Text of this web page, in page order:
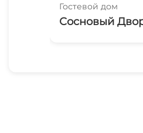
Гостевой дом
Сосновый